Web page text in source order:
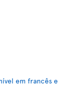
em francês e